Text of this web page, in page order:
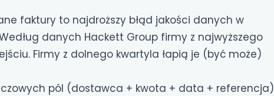
faktury to najdroższy błąd jakości danych w
danych Hackett Group firmy z najwyższego
Firmy z dolnego kwartyla łapią je (być może)
pól (dostawca + kwota + data + referencja)